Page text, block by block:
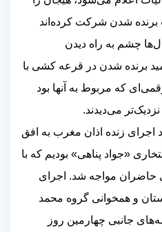
برنده شدن شرکت کرده‌اند
چشم به راه دیدن
برنده شدن در قرعه کشی با
که مربوط به آنها بود
می‌دیدند.
اجرای زنده اذان مغرب به افق
«جواد پناهی» بودیم که با
حاضران مواجه شد. اجرای
و همخوانی گروه محمد
جانبی چهارمین روز